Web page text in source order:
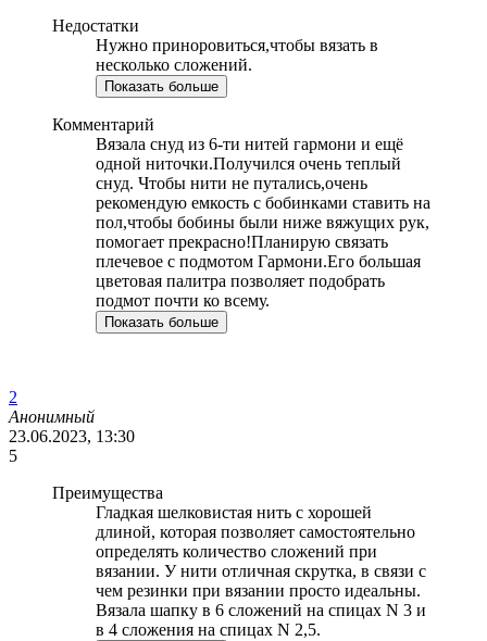
Недостатки
Нужно приноровиться,чтобы вязать в
несколько сложений.
Показать больше
Комментарий
Вязала снуд из 6-ти нитей гармони и ещё
одной ниточки.Получился очень теплый
снуд. Чтобы нити не путались,очень
рекомендую емкость с бобинками ставить на
пол,чтобы бобины были ниже вяжущих рук,
помогает прекрасно!Планирую связать
плечевое с подмотом Гармони.Его большая
цветовая палитра позволяет подобрать
подмот почти ко всему.
Показать больше
2
Анонимный
23.06.2023, 13:30
5
Преимущества
Гладкая шелковистая нить с хорошей
длиной, которая позволяет самостоятельно
определять количество сложений при
вязании. У нити отличная скрутка, в связи с
чем резинки при вязании просто идеальны.
Вязала шапку в 6 сложений на спицах N 3 и
в 4 сложения на спицах N 2,5.